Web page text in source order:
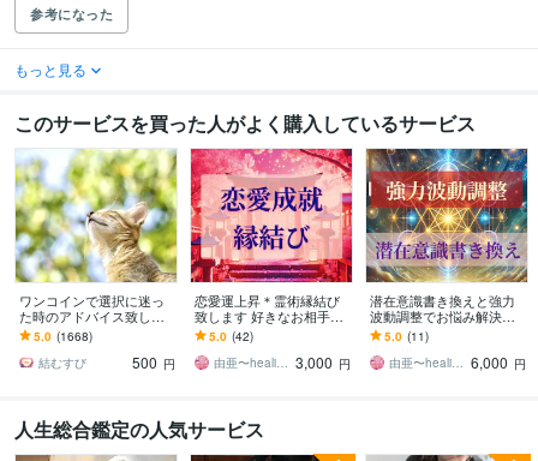
参考になった
もっと見る
このサービスを買った人がよく購入しているサービス
ワンコインで選択に迷っ
た時のアドバイス致しま
す どちらを選べば良いか
迷った時の道しるべとな
れますように!
5.0 (1668)
結むすび
500 円
恋愛運上昇＊霊術縁結び
致します 好きなお相手様
とのご縁を深く結び恋愛
成就へ！
5.0 (42)
由亜〜healing〜 3,000 円
潜在意識書き換えと強力
波動調整でお悩み解決し
ます どうしても現実を変
えたい方、お力になりま
す。
5.0 (11)
由亜〜healing〜 6,000 円
人生総合鑑定の人気サービス